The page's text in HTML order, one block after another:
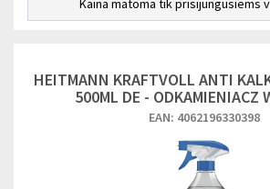
Kaina matoma tik prisijungusiems
HEITMANN KRAFTVOLL ANTI
500ML DE - ODKAMIENIACZ
EAN: 4062196330398